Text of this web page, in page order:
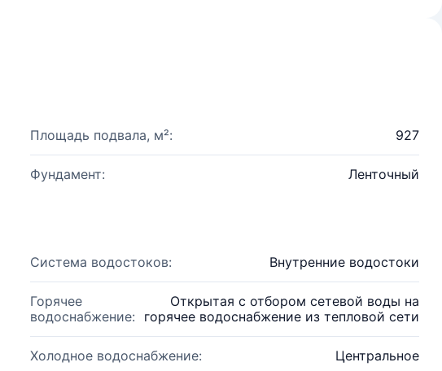
Площадь подвала, м²: 927
Фундамент: Ленточный
Система водостоков: Внутренние водостоки
Горячее
водоснабжение:
Открытая с отбором сетевой воды на
горячее водоснабжение из тепловой сети
Холодное водоснабжение: Центральное